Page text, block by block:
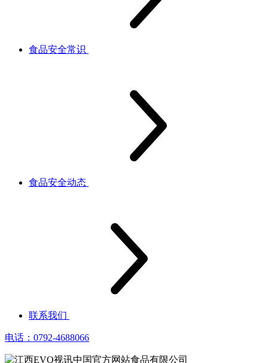
食品安全常识
食品安全动态
联系我们
电话：0792-4688066